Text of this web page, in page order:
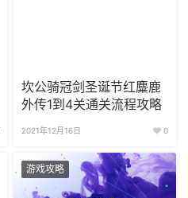
坎公骑冠剑圣诞节红麋鹿
外传1到4关通关流程攻略
2021年12月16日 0
游戏攻略